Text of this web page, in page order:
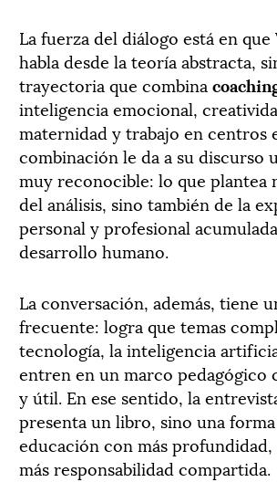
La fuerza del diálogo está en que
habla desde la teoría abstracta,
trayectoria que combina
inteligencia emocional,
maternidad y trabajo en centros
combinación le da a su discurso
muy reconocible: lo que plantea
del análisis, sino también de la
personal y profesional
desarrollo humano.
La conversación, además, tiene
frecuente: logra que temas
tecnología, la inteligencia
entren en un marco pedagógico
y útil. En ese sentido, la
presenta un libro, sino una
educación con más profundidad,
más responsabilidad compartida.